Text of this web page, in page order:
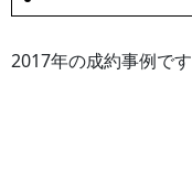
2017年の成約事例です